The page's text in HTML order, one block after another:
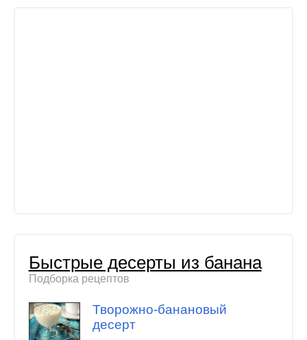
Быстрые десерты из банана
Подборка рецептов
Творожно-банановый
десерт